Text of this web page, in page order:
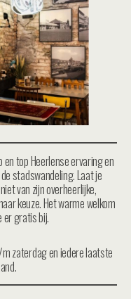
en top Heerlense ervaring en
stadswandeling. Laat je
van zijn overheerlijke,
keuze. Het warme welkom
er gratis bij.
zaterdag en iedere laatste